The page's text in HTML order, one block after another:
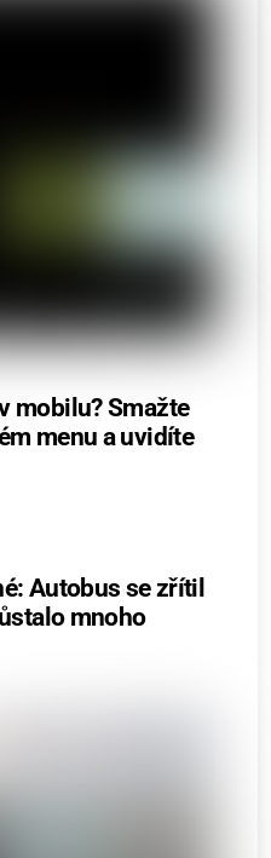
mobilu? Smažte
menu a uvidíte
Autobus se zřítil
mnoho